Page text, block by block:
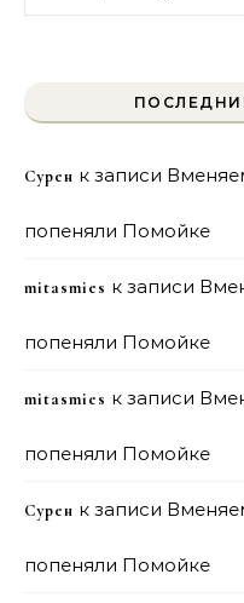
Сурен к записи
попеняли Помойке
mitasmies к записи
попеняли Помойке
mitasmies к записи
попеняли Помойке
Сурен к записи
попеняли Помойке